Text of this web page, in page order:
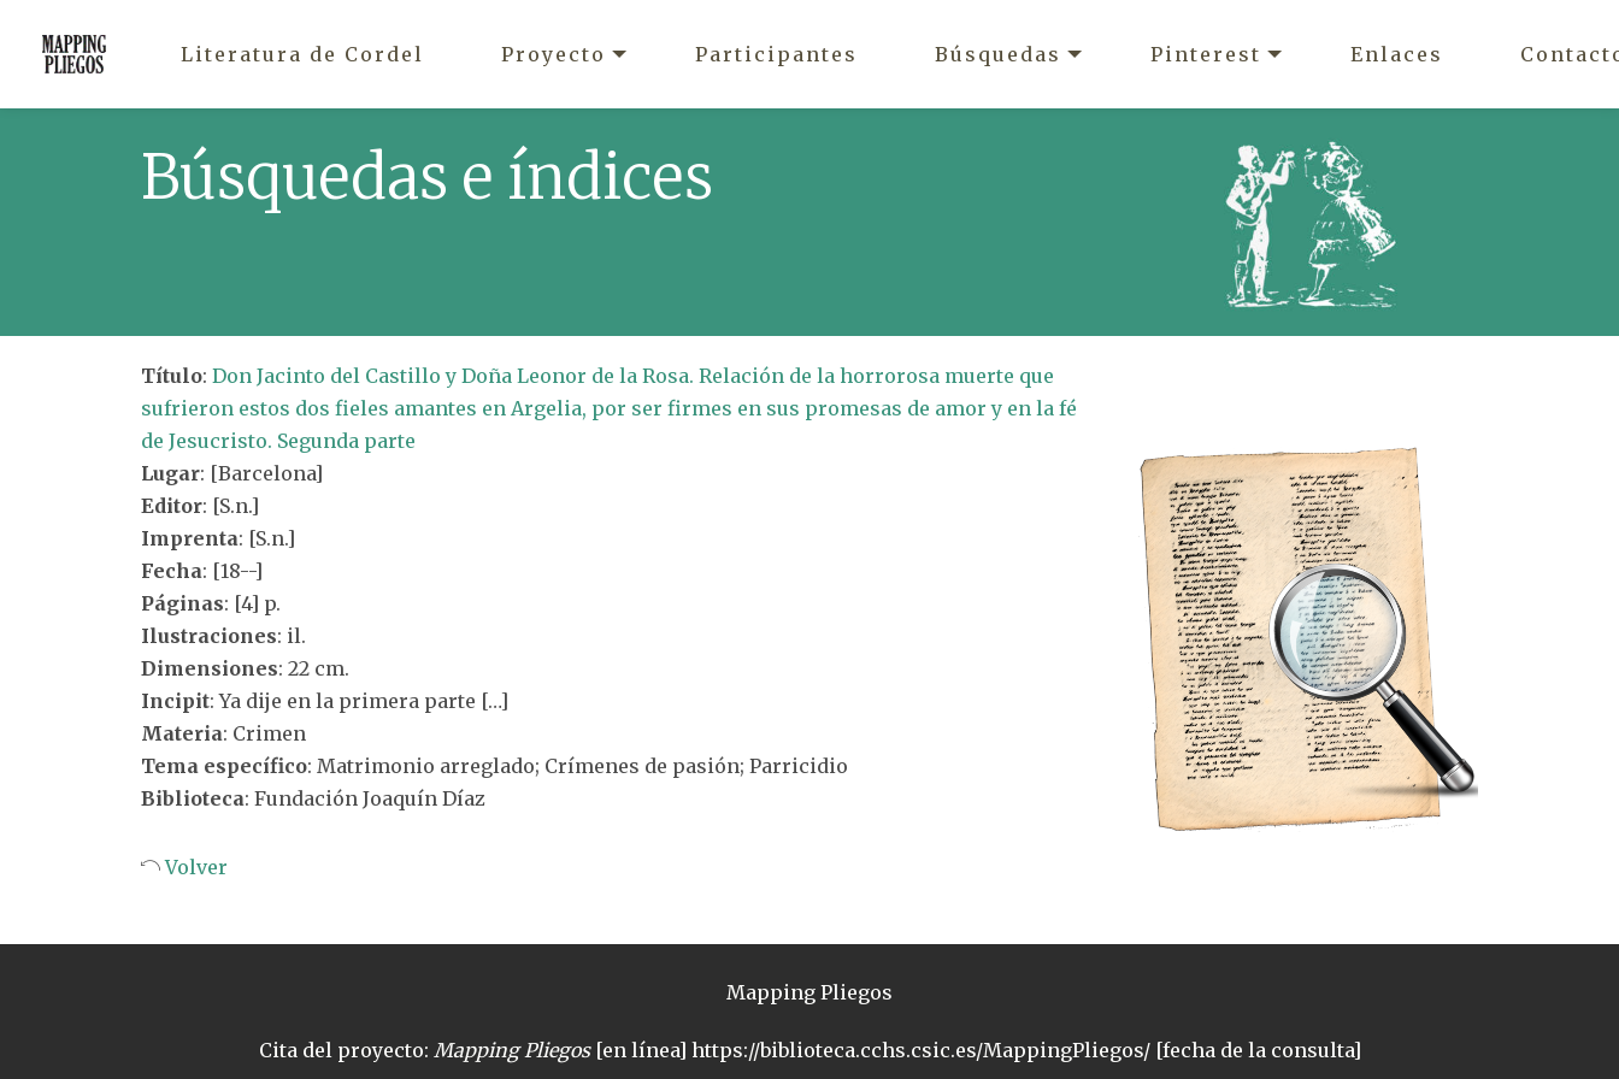
Literatura de Cordel Proyecto Participantes Búsquedas Pinterest Enlaces
Búsquedas e índices
Título: Don Jacinto del Castillo y Doña Leonor de la Rosa. Relación de la horrorosa muerte que
sufrieron estos dos fieles amantes en Argelia, por ser firmes en sus promesas de amor y en la fé
de Jesucristo. Segunda parte
Lugar: [Barcelona]
Editor: [S.n.]
Imprenta: [S.n.]
Fecha: [18--]
Páginas: [4] p.
Ilustraciones: il.
Dimensiones: 22 cm.
Incipit: Ya dije en la primera parte […]
Materia: Crimen
Tema específico: Matrimonio arreglado; Crímenes de pasión; Parricidio
Biblioteca: Fundación Joaquín Díaz
Volver
Mapping Pliegos
Cita del proyecto: Mapping Pliegos[en línea] https://biblioteca.cchs.csic.es/MappingPliegos/ [fecha de la consulta]